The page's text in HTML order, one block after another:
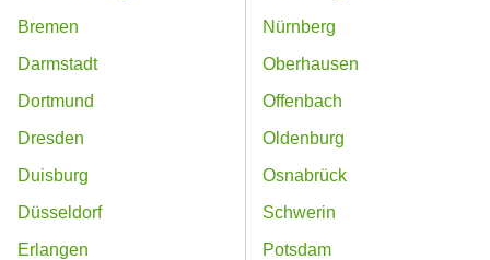
Bremen
Darmstadt
Dortmund
Dresden
Duisburg
Düsseldorf
Erlangen
Nürnberg
Oberhausen
Offenbach
Oldenburg
Osnabrück
Schwerin
Potsdam